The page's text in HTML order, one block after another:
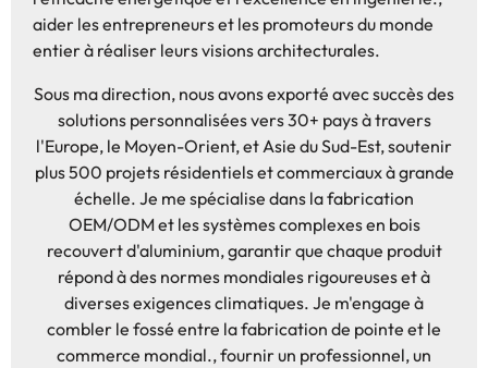
aider les entrepreneurs et les promoteurs du monde
entier à réaliser leurs visions architecturales.
Sous ma direction, nous avons exporté avec succès des
solutions personnalisées vers 30+ pays à travers
l'Europe, le Moyen-Orient, et Asie du Sud-Est, soutenir
plus 500 projets résidentiels et commerciaux à grande
échelle. Je me spécialise dans la fabrication
OEM/ODM et les systèmes complexes en bois
recouvert d'aluminium, garantir que chaque produit
répond à des normes mondiales rigoureuses et à
diverses exigences climatiques. Je m'engage à
combler le fossé entre la fabrication de pointe et le
commerce mondial., fournir un professionnel, un